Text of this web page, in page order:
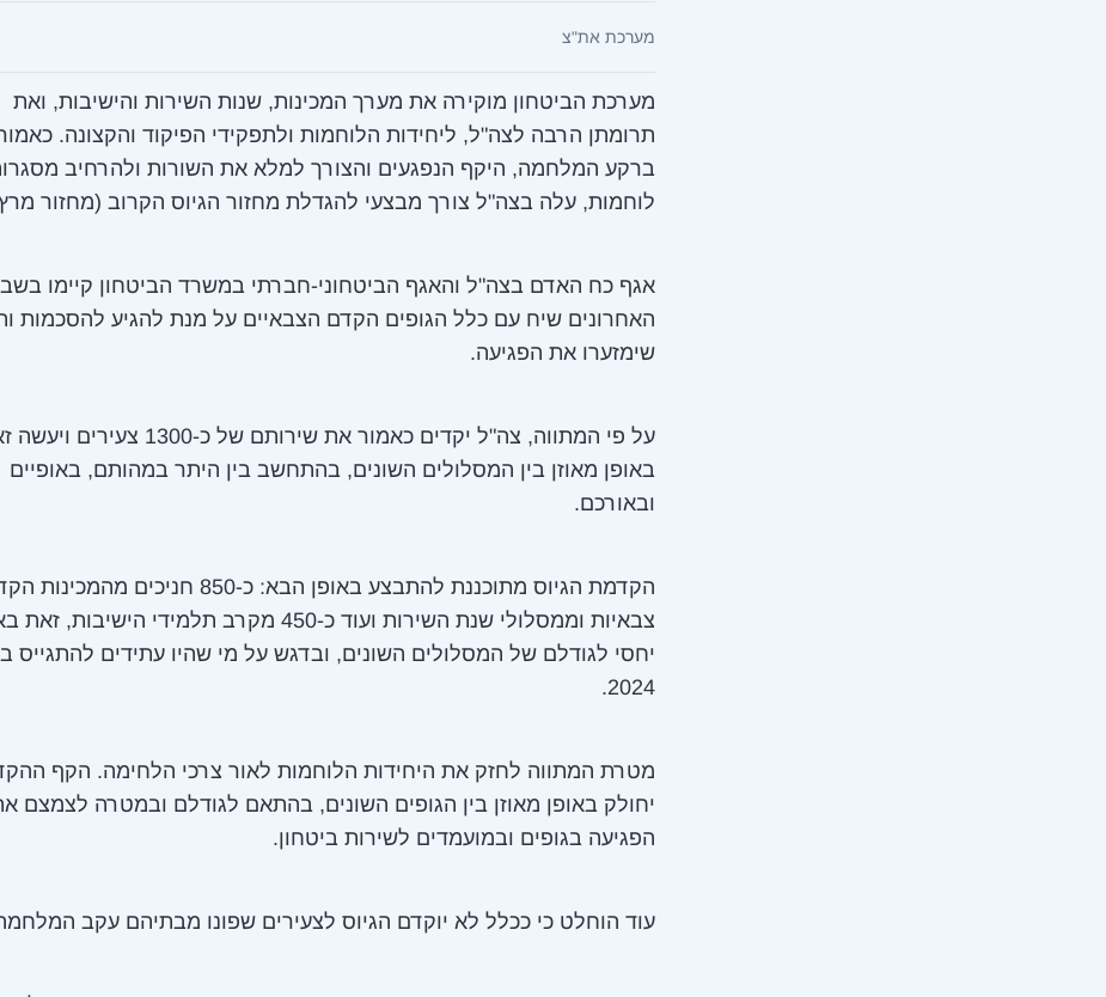
מערכת את"צ
מערכת הביטחון מוקירה את מערך המכינות, שנות השירות והישיבות, ואת
תרומתן הרבה לצה"ל, ליחידות הלוחמות ולתפקידי הפיקוד והקצונה.
ברקע המלחמה, היקף הנפגעים והצורך למלא את השורות ולהרחיב
לוחמות, עלה בצה"ל צורך מבצעי להגדלת מחזור הגיוס הקרוב (מחזור
אגף כח האדם בצה"ל והאגף הביטחוני-חברתי במשרד הביטחון קיימו
האחרונים שיח עם כלל הגופים הקדם הצבאיים על מנת להגיע להסכמות
שימזערו את הפגיעה.
על פי המתווה, צה"ל יקדים כאמור את שירותם של כ-1300
באופן מאוזן בין המסלולים השונים, בהתחשב בין היתר במהותם, באופיים
ובאורכם.
הקדמת הגיוס מתוכננת להתבצע באופן הבא: כ-850 חניכים
צבאיות וממסלולי שנת השירות ועוד כ-450 מקרב תלמידי הישיבות,
יחסי לגודלם של המסלולים השונים, ובדגש על מי שהיו עתידים להתגייס
2024.
מטרת המתווה לחזק את היחידות הלוחמות לאור צרכי הלחימה. הקף
יחולק באופן מאוזן בין הגופים השונים, בהתאם לגודלם ובמטרה לצמצם
הפגיעה בגופים ובמועמדים לשירות ביטחון.
עוד הוחלט כי ככלל לא יוקדם הגיוס לצעירים שפונו מבתיהם עקב